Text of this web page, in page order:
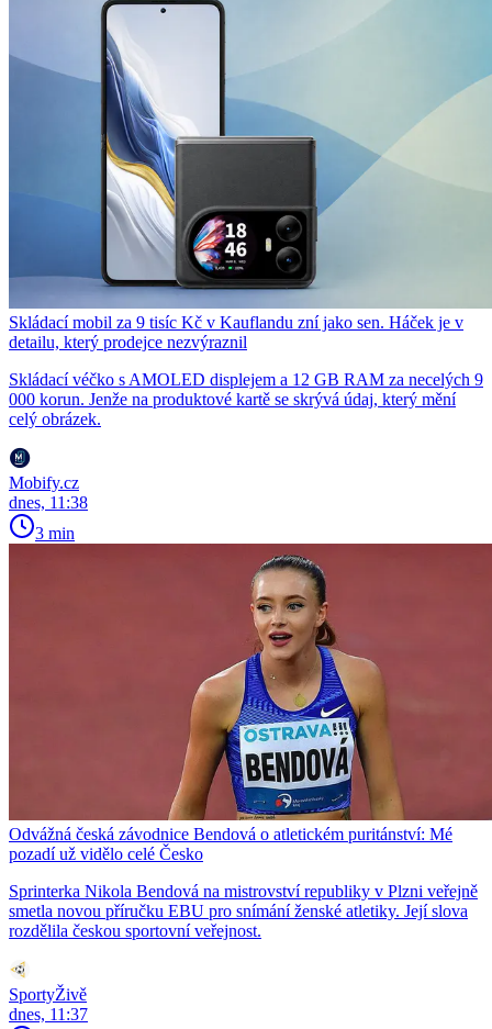
Skládací mobil za 9 tisíc Kč v Kauflandu zní jako sen. Háček je v
detailu, který prodejce nezvýraznil
Skládací véčko s AMOLED displejem a 12 GB RAM za necelých 9
000 korun. Jenže na produktové kartě se skrývá údaj, který mění
celý obrázek.
Mobify.cz
dnes, 11:38
3 min
Odvážná česká závodnice Bendová o atletickém puritánství: Mé
pozadí už vidělo celé Česko
Sprinterka Nikola Bendová na mistrovství republiky v Plzni veřejně
smetla novou příručku EBU pro snímání ženské atletiky. Její slova
rozdělila českou sportovní veřejnost.
SportyŽivě
dnes, 11:37